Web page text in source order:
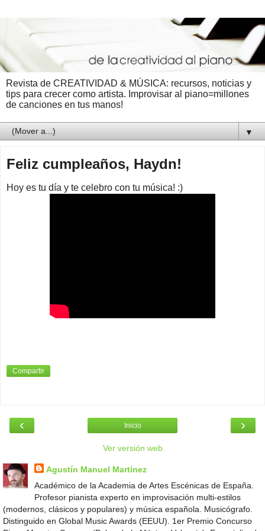
Revista de CREATIVIDAD & MÚSICA: recursos, noticias y
tips para crecer como artista. Improvisar al piano=millones
de canciones en tus manos!
▼
Feliz cumpleaños, Haydn!
Hoy es tu día y te celebro con tu música! :)
Compartir
‹ ›
Inicio
Ver versión web
Agustín Manuel Martínez
Académico de la Academia de Artes Escénicas de España.
Profesor pianista experto en improvisación multi-estilos
(modernos, clásicos y populares) y música española. Musicógrafo.
Distinguido en Global Music Awards (EEUU). 1er Premio Concurso